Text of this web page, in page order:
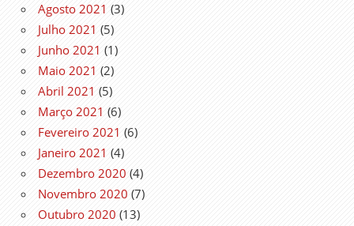
Agosto 2021 (3)
Julho 2021 (5)
Junho 2021 (1)
Maio 2021 (2)
Abril 2021 (5)
Março 2021 (6)
Fevereiro 2021 (6)
Janeiro 2021 (4)
Dezembro 2020 (4)
Novembro 2020 (7)
Outubro 2020 (13)